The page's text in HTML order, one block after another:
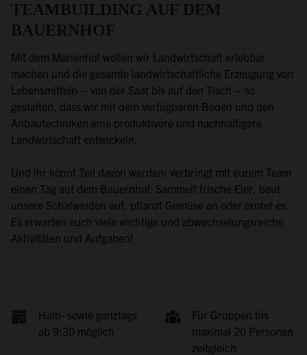
TEAMBUILDING AUF DEM
BAUERNHOF
Mit dem Marienhof wollen wir Landwirtschaft erlebbar
machen und die gesamte landwirtschaftliche Erzeugung von
Lebensmitteln – von der Saat bis auf den Tisch – so
gestalten, dass wir mit dem verfügbaren Boden und den
Anbautechniken eine produktivere und nachhaltigere
Landwirtschaft entwickeln.
Und ihr könnt Teil davon werden: verbringt mit eurem Team
einen Tag auf dem Bauernhof. Sammelt frische Eier, baut
unsere Schafweiden auf, pflanzt Gemüse an oder erntet es.
Es erwarten euch viele wichtige und abwechselungsreiche
Aktivitäten und Aufgaben!
Halb- sowie ganztags
ab 9:30 möglich
Für Gruppen bis
maximal 20 Personen
zeitgleich